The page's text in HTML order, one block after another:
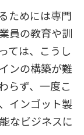
ためには専門
員の教育や訓
ては、こうし
ンの構築が難
らず、一度こ
インゴット製
なビジネスに